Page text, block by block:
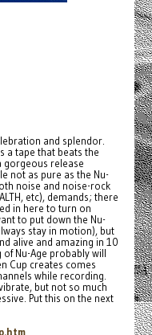
and splendor.
a tape that beats the
gorgeous release
not as pure as the Nu-
noise and noise-rock
etc), demands; there
in here to turn on
to put down the Nu-
stay in motion), but
alive and amazing in 10
Nu-Age probably will
Cup creates comes
while recording.
but not so much
Put this on the next